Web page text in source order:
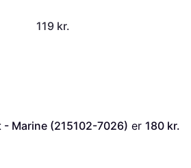
119 kr.
Marine (215102-7026) er 180 kr.